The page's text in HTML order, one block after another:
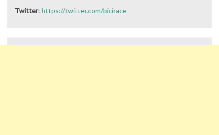
Twitter: https://twitter.com/bicirace